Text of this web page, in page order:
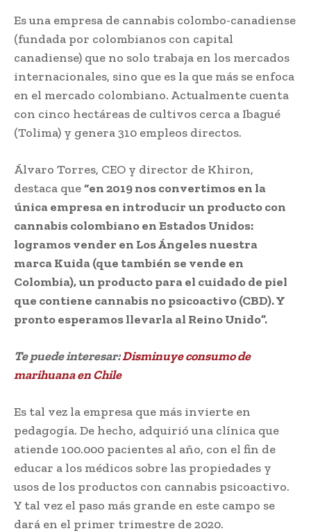
Es una empresa de cannabis colombo-canadiense
(fundada por colombianos con capital
canadiense) que no solo trabaja en los mercados
internacionales, sino que es la que más se enfoca
en el mercado colombiano. Actualmente cuenta
con cinco hectáreas de cultivos cerca a Ibagué
(Tolima) y genera 310 empleos directos.
Álvaro Torres, CEO y director de Khiron,
destaca que“en 2019 nos convertimos en la
única empresa en introducir un producto con
cannabis colombiano en Estados Unidos:
logramos vender en Los Ángeles nuestra
marca Kuida (que también se vende en
Colombia), un producto para el cuidado de piel
que contiene cannabis no psicoactivo (CBD). Y
pronto esperamos llevarla al Reino Unido”.
Te puede interesar:Disminuye consumo de
marihuana en Chile
Es tal vez la empresa que más invierte en
pedagogía. De hecho, adquirió una clínica que
atiende 100.000 pacientes al año, con el fin de
educar a los médicos sobre las propiedades y
usos de los productos con cannabis psicoactivo.
Y tal vez el paso más grande en este campo se
dará en el primer trimestre de 2020.